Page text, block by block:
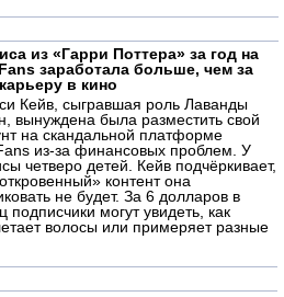
из «Гарри Поттера» за год на
заработала больше, чем за
в кино
Кейв, сыгравшая роль Лаванды
вынуждена была разместить свой
на скандальной платформе
из-за финансовых проблем. У
четверо детей. Кейв подчёркивает,
контент она
не будет. За 6 долларов в
подписчики могут увидеть, как
волосы или примеряет разные